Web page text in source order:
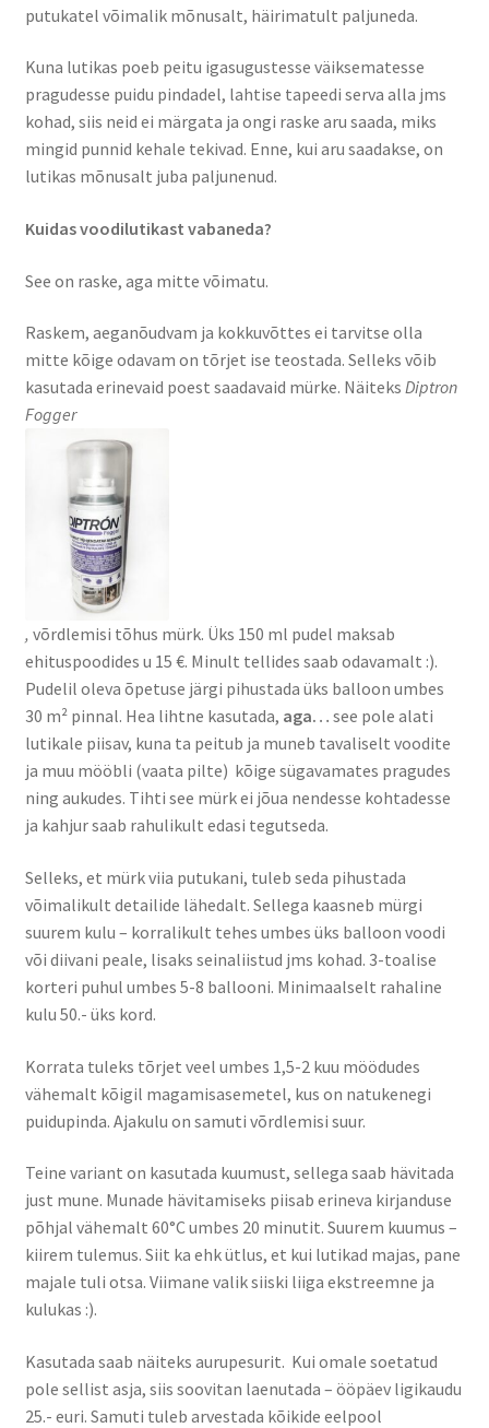
putukatel võimalik mõnusalt, häirimatult paljuneda.
Kuna lutikas poeb peitu igasugustesse väiksematesse
pragudesse puidu pindadel, lahtise tapeedi serva alla jms
kohad, siis neid ei märgata ja ongi raske aru saada, miks
mingid punnid kehale tekivad. Enne, kui aru saadakse, on
lutikas mõnusalt juba paljunenud.
Kuidas voodilutikast vabaneda?
See on raske, aga mitte võimatu.
Raskem, aeganõudvam ja kokkuvõttes ei tarvitse olla
mitte kõige odavam on tõrjet ise teostada. Selleks võib
kasutada erinevaid poest saadavaid mürke. Näiteks Diptron
Fogger
, võrdlemisi tõhus mürk. Üks 150 ml pudel maksab
ehituspoodides u 15 €. Minult tellides saab odavamalt :).
Pudelil oleva õpetuse järgi pihustada üks balloon umbes
30 m² pinnal. Hea lihtne kasutada, aga… see pole alati
lutikale piisav, kuna ta peitub ja muneb tavaliselt voodite
ja muu mööbli (vaata pilte) kõige sügavamates pragudes
ning aukudes. Tihti see mürk ei jõua nendesse kohtadesse
ja kahjur saab rahulikult edasi tegutseda.
Selleks, et mürk viia putukani, tuleb seda pihustada
võimalikult detailide lähedalt. Sellega kaasneb mürgi
suurem kulu – korralikult tehes umbes üks balloon voodi
või diivani peale, lisaks seinaliistud jms kohad. 3-toalise
korteri puhul umbes 5-8 ballooni. Minimaalselt rahaline
kulu 50.- üks kord.
Korrata tuleks tõrjet veel umbes 1,5-2 kuu möödudes
vähemalt kõigil magamisasemetel, kus on natukenegi
puidupinda. Ajakulu on samuti võrdlemisi suur.
Teine variant on kasutada kuumust, sellega saab hävitada
just mune. Munade hävitamiseks piisab erineva kirjanduse
põhjal vähemalt 60°C umbes 20 minutit. Suurem kuumus –
kiirem tulemus. Siit ka ehk ütlus, et kui lutikad majas, pane
majale tuli otsa. Viimane valik siiski liiga ekstreemne ja
kulukas :).
Kasutada saab näiteks aurupesurit. Kui omale soetatud
pole sellist asja, siis soovitan laenutada – ööpäev ligikaudu
25.- euri. Samuti tuleb arvestada kõikide eelpool